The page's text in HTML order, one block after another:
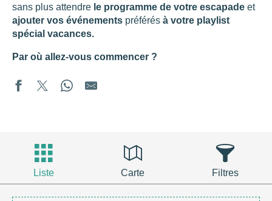
sans plus attendre le programme de votre escapade et
ajouter vos événements préférés à votre playlist
spécial vacances.
Par où allez-vous commencer ?
Liste Carte Filtres